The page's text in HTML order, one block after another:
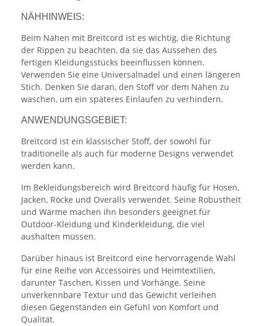
NÄHHINWEIS:
Beim Nähen mit Breitcord ist es wichtig, die Richtung
der Rippen zu beachten, da sie das Aussehen des
fertigen Kleidungsstücks beeinflussen können.
Verwenden Sie eine Universalnadel und einen längeren
Stich. Denken Sie daran, den Stoff vor dem Nähen zu
waschen, um ein späteres Einlaufen zu verhindern.
ANWENDUNGSGEBIET:
Breitcord ist ein klassischer Stoff, der sowohl für
traditionelle als auch für moderne Designs verwendet
werden kann.
Im Bekleidungsbereich wird Breitcord häufig für Hosen,
Jacken, Röcke und Overalls verwendet. Seine Robustheit
und Wärme machen ihn besonders geeignet für
Outdoor-Kleidung und Kinderkleidung, die viel
aushalten müssen.
Darüber hinaus ist Breitcord eine hervorragende Wahl
für eine Reihe von Accessoires und Heimtextilien,
darunter Taschen, Kissen und Vorhänge. Seine
unverkennbare Textur und das Gewicht verleihen
diesen Gegenständen ein Gefühl von Komfort und
Qualität.